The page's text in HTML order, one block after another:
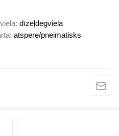
dīzeļdegviela
atspere/pneimatisks